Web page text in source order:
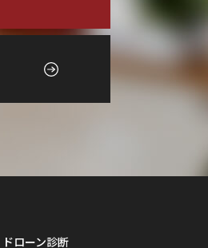
ドローン診断